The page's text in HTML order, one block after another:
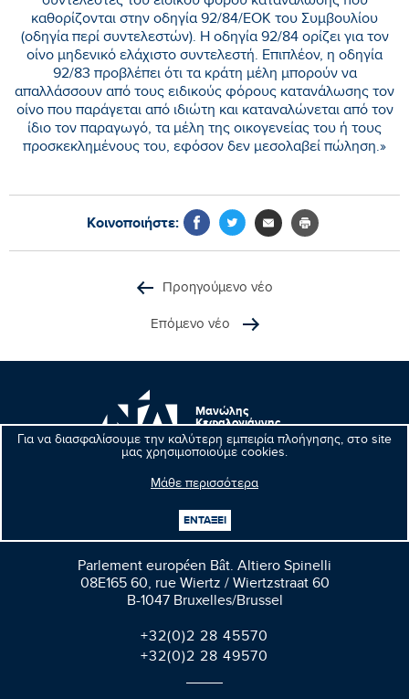
Για να διασφαλίσουμε την καλύτερη εμπειρία πλοήγησης, στο site
μας χρησιμοποιούμε cookies.
Μάθε περισσότερα
ΕΝΤΑΞΕΙ
καθορίζονται στην οδηγία 92/84/ΕΟΚ του Συμβουλίου
(οδηγία περί συντελεστών). Η οδηγία 92/84 ορίζει για τον
οίνο μηδενικό ελάχιστο συντελεστή. Επιπλέον, η οδηγία
92/83 προβλέπει ότι τα κράτη μέλη μπορούν να
απαλλάσσουν από τους ειδικούς φόρους κατανάλωσης τον
οίνο που παράγεται από ιδιώτη και καταναλώνεται από τον
ίδιο τον παραγωγό, τα μέλη της οικογενείας του ή τους
προσκεκλημένους του, εφόσον δεν μεσολαβεί πώληση.»
Κοινοποιήστε:
Προηγούμενο νέο
Επόμενο νέο
Μανώλης
Κεφαλογιάννης
Ευρωβουλευτής
Βρυξέλλες
Parlement européen Bât. Altiero Spinelli
08E165 60, rue Wiertz / Wiertzstraat 60
B-1047 Bruxelles/Brussel
+32(0)2 28 45570
+32(0)2 28 49570